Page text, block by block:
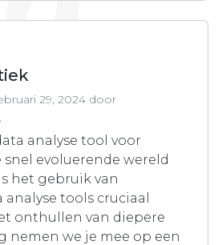
29, 2024 door
analyse tool voor
evoluerende wereld
het gebruik van
tools cruciaal
onthullen van diepere
nemen we je mee op een